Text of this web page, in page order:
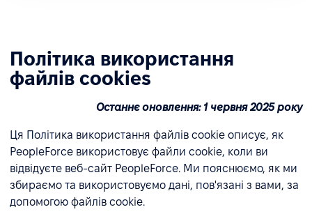
Політика використання
файлів cookies
Останнє оновлення: 1 червня 2025 року
Ця Політика використання файлів cookie описує, як
PeopleForce використовує файли cookie, коли ви
відвідуєте веб-сайт PeopleForce. Ми пояснюємо, як ми
збираємо та використовуємо дані, пов'язані з вами, за
допомогою файлів cookie.